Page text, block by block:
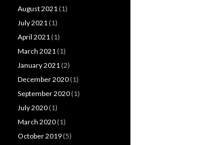
August 2021 (1)
July 2021 (1)
April 2021 (1)
March 2021 (1)
January 2021 (2)
December 2020 (1)
September 2020 (1)
July 2020 (1)
March 2020 (1)
October 2019 (5)